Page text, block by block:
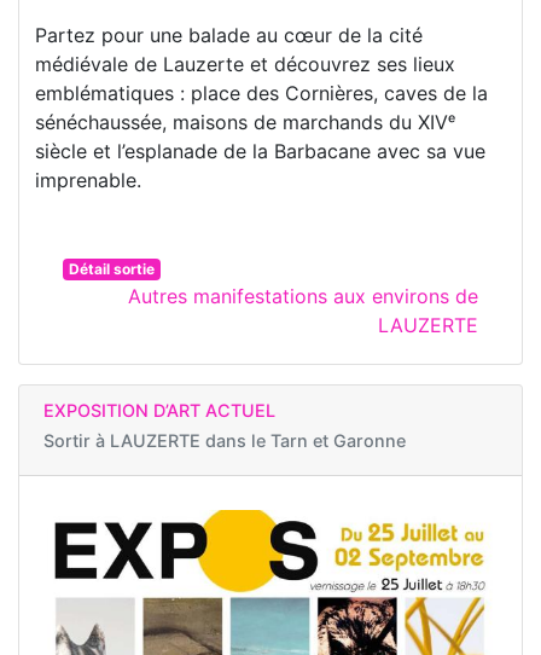
Partez pour une balade au cœur de la cité
médiévale de Lauzerte et découvrez ses lieux
emblématiques : place des Cornières, caves de la
sénéchaussée, maisons de marchands du XIVᵉ
siècle et l’esplanade de la Barbacane avec sa vue
imprenable.
Détail sortie
Autres manifestations aux environs de
LAUZERTE
EXPOSITION D’ART ACTUEL
Sortir à LAUZERTE dans le Tarn et Garonne